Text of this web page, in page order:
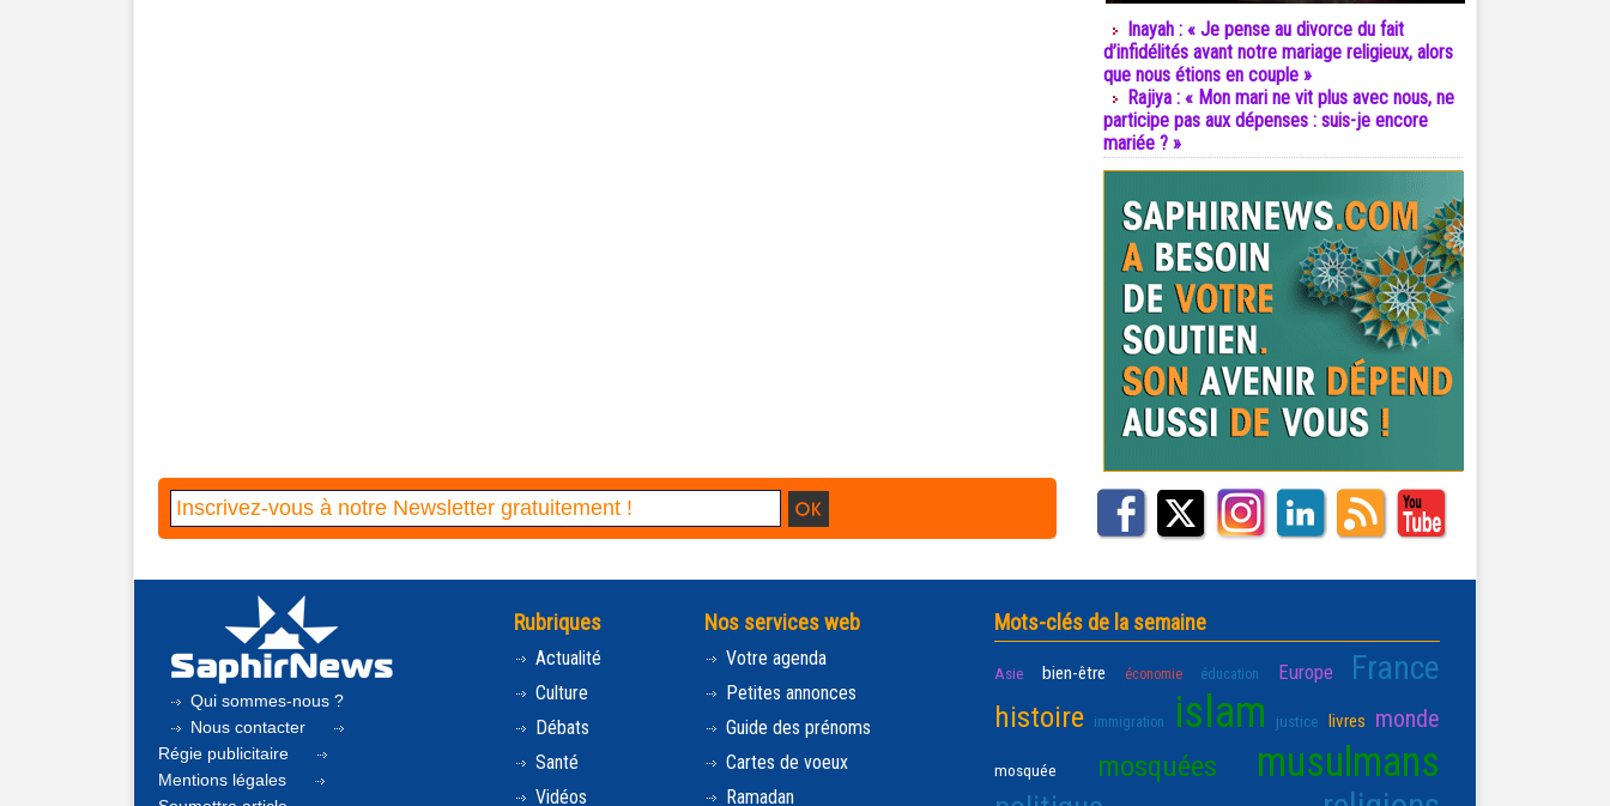
Inayah : « Je pense au divorce du fait
d’infidélités avant notre mariage religieux, alors
que nous étions en couple »
Rajiya : « Mon mari ne vit plus avec nous, ne
participe pas aux dépenses : suis-je encore
mariée ? »
Qui sommes-nous ?
Nous contacter
Régie publicitaire
Mentions légales
Rubriques
Actualité
Culture
Débats
Santé
Vidéos
Nos services web
Votre agenda
Petites annonces
Guide des prénoms
Cartes de voeux
Ramadan
Mots-clés de la semaine
Asie bien-être économie éducation Europe France
histoire immigration islam justice livres monde
mosquée mosquées musulmans